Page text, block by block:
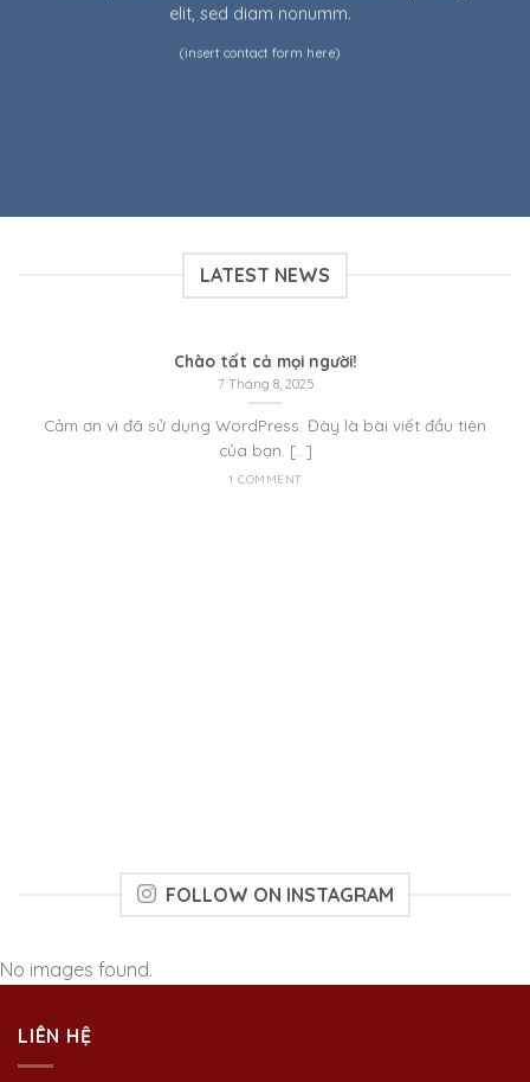
elit, sed diam nonumm.
(insert contact form here)
LATEST NEWS
Chào tất cả mọi người!
7 Tháng 8, 2025
Cảm ơn vì đã sử dụng WordPress. Đây là bài viết đầu tiên
của bạn. [...]
1 COMMENT
FOLLOW ON INSTAGRAM
No images found.
LIÊN HỆ